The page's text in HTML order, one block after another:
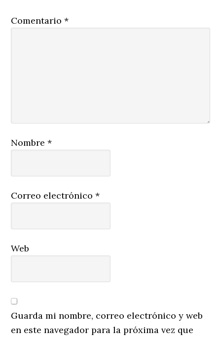
Comentario*
Nombre*
Correo electrónico*
Web
Guarda mi nombre, correo electrónico y web
en este navegador para la próxima vez que